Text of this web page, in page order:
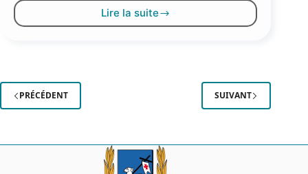
Lire la suite
Corso :
PRÉCÉDENT SUIVANT